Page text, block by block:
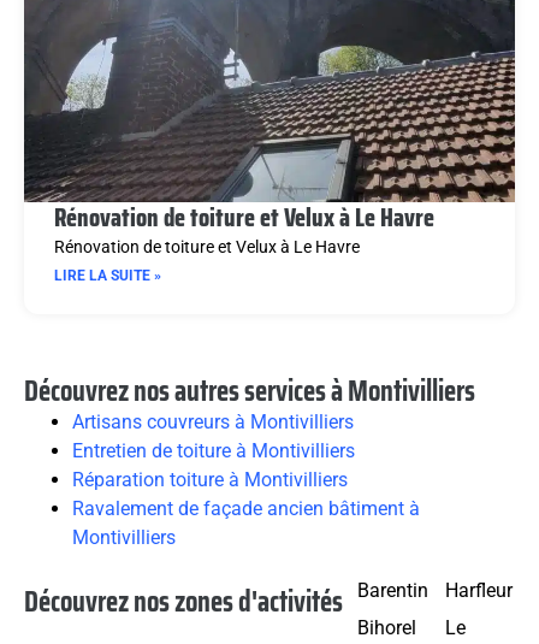
Rénovation de toiture et Velux à Le Havre
Rénovation de toiture et Velux à Le Havre
LIRE LA SUITE »
Découvrez nos autres services à Montivilliers
Artisans couvreurs à Montivilliers
Entretien de toiture à Montivilliers
Réparation toiture à Montivilliers
Ravalement de façade ancien bâtiment à
Montivilliers
Découvrez nos zones d'activités
Barentin
Bihorel
Harfleur
Le